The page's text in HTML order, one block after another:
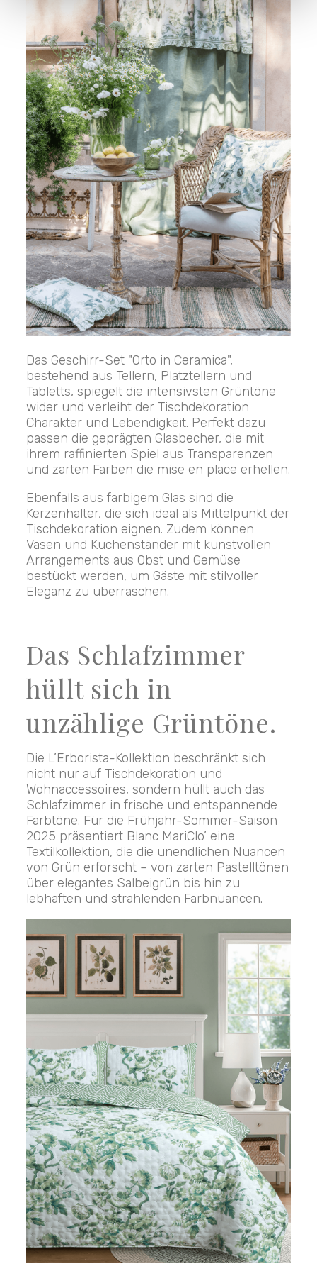
Das Geschirr-Set "Orto in Ceramica",
bestehend aus Tellern, Platztellern und
Tabletts, spiegelt die intensivsten Grüntöne
wider und verleiht der Tischdekoration
Charakter und Lebendigkeit. Perfekt dazu
passen die geprägten Glasbecher, die mit
ihrem raffinierten Spiel aus Transparenzen
und zarten Farben die mise en place erhellen.
Ebenfalls aus farbigem Glas sind die
Kerzenhalter, die sich ideal als Mittelpunkt der
Tischdekoration eignen. Zudem können
Vasen und Kuchenständer mit kunstvollen
Arrangements aus Obst und Gemüse
bestückt werden, um Gäste mit stilvoller
Eleganz zu überraschen.
Das Schlafzimmer
hüllt sich in
unzählige Grüntöne.
Die L’Erborista-Kollektion beschränkt sich
nicht nur auf Tischdekoration und
Wohnaccessoires, sondern hüllt auch das
Schlafzimmer in frische und entspannende
Farbtöne. Für die Frühjahr-Sommer-Saison
2025 präsentiert Blanc MariClo’ eine
Textilkollektion, die die unendlichen Nuancen
von Grün erforscht – von zarten Pastelltönen
über elegantes Salbeigrün bis hin zu
lebhaften und strahlenden Farbnuancen.